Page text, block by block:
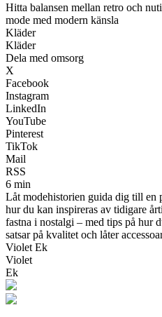
Hitta balansen mellan retro och
mode med modern känsla
Kläder
Kläder
Dela med omsorg
X
Facebook
Instagram
LinkedIn
YouTube
Pinterest
TikTok
Mail
RSS
6 min
Låt modehistorien guida dig till en
hur du kan inspireras av tidigare
fastna i nostalgi – med tips på hur
satsar på kvalitet och låter
Violet Ek
Violet
Ek